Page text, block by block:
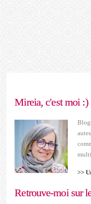
Mireia, c'est moi :)
>>
Retrouve-moi sur